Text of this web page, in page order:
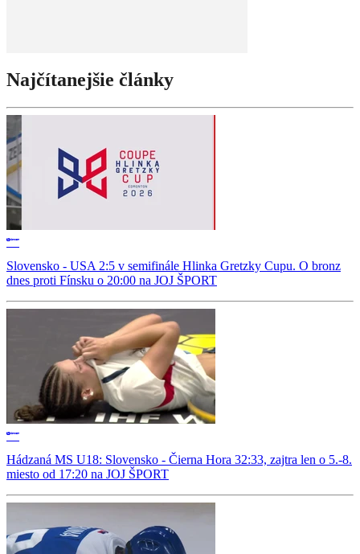
Najčítanejšie články
Slovensko - USA 2:5 v semifinále Hlinka Gretzky Cupu. O bronz
dnes proti Fínsku o 20:00 na JOJ ŠPORT
Hádzaná MS U18: Slovensko - Čierna Hora 32:33, zajtra len o 5.-8.
miesto od 17:20 na JOJ ŠPORT